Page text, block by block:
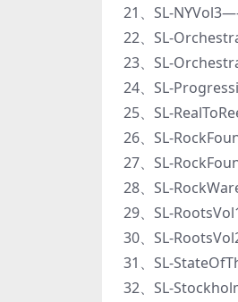
21、SL-
22、SL-
23、SL-
24、SL-
25、SL-
26、SL-
27、SL-
28、SL-
29、SL-
30、SL-
31、SL-
32、SL-